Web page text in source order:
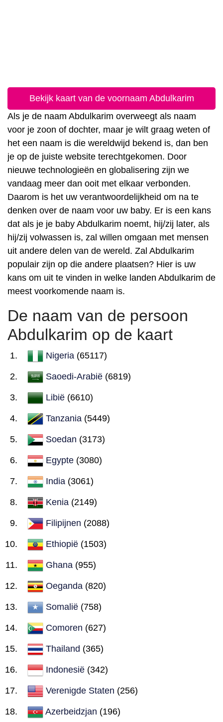
Bekijk kaart van de voornaam Abdulkarim
Als je de naam Abdulkarim overweegt als naam
voor je zoon of dochter, maar je wilt graag weten of
het een naam is die wereldwijd bekend is, dan ben
je op de juiste website terechtgekomen. Door
nieuwe technologieën en globalisering zijn we
vandaag meer dan ooit met elkaar verbonden.
Daarom is het uw verantwoordelijkheid om na te
denken over de naam voor uw baby. Er is een kans
dat als je je baby Abdulkarim noemt, hij/zij later, als
hij/zij volwassen is, zal willen omgaan met mensen
uit andere delen van de wereld. Zal Abdulkarim
populair zijn op die andere plaatsen? Hier is uw
kans om uit te vinden in welke landen Abdulkarim de
meest voorkomende naam is.
De naam van de persoon
Abdulkarim op de kaart
Nigeria (65117)
Saoedi-Arabië (6819)
Libië (6610)
Tanzania (5449)
Soedan (3173)
Egypte (3080)
India (3061)
Kenia (2149)
Filipijnen (2088)
Ethiopië (1503)
Ghana (955)
Oeganda (820)
Somalië (758)
Comoren (627)
Thailand (365)
Indonesië (342)
Verenigde Staten (256)
Azerbeidzjan (196)